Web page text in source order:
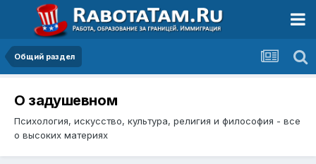
Общий раздел
О задушевном
Психология, искусство, культура, религия и философия - все
о высоких материях